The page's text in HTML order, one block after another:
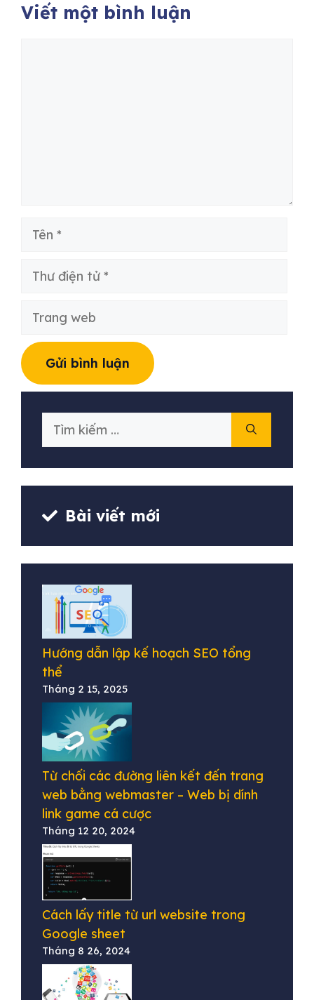
Viết một bình luận
Tên
Thư
Trang
Tìm
Bài viết mới
Hướng dẫn lập kế hoạch SEO tổng
thể
Tháng 2 15, 2025
Từ chối các đường liên kết đến trang
web bằng webmaster – Web bị dính
link game cá cược
Tháng 12 20, 2024
Cách lấy title từ url website trong
Google sheet
Tháng 8 26, 2024